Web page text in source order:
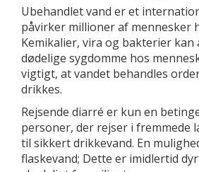
Ubehandlet vand er et
påvirker millioner af mennesker
Kemikalier, vira og bakterier kan
dødelige sygdomme hos
vigtigt, at vandet behandles
drikkes.
Rejsende diarré er kun en
personer, der rejser i fremmede
til sikkert drikkevand. En
flaskevand; Dette er imidlertid